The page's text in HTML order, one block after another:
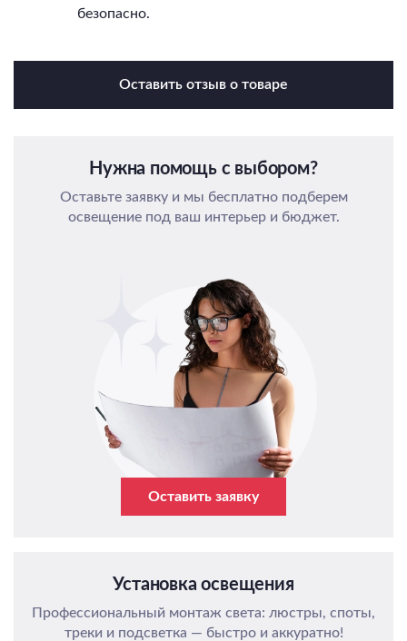
безопасно.
Оставить отзыв о товаре
Нужна помощь с выбором?
Оставьте заявку и мы бесплатно подберем
освещение под ваш интерьер и бюджет.
Оставить заявку
Установка освещения
Профессиональный монтаж света: люстры, споты,
треки и подсветка — быстро и аккуратно!